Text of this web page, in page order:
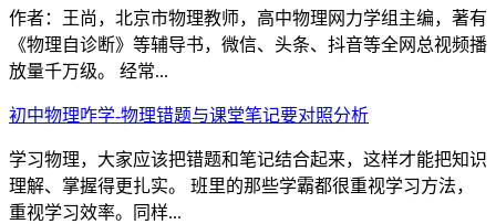
作者：王尚，北京市物理教师，高中物理网力学组主编，著有
《物理自诊断》等辅导书，微信、头条、抖音等全网总视频播
放量千万级。 经常...
初中物理咋学-物理错题与课堂笔记要对照分析
学习物理，大家应该把错题和笔记结合起来，这样才能把知识
理解、掌握得更扎实。 班里的那些学霸都很重视学习方法，
重视学习效率。同样...